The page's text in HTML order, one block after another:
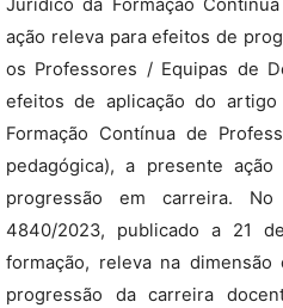
Jurídico da Formação
ação releva para efeitos de
os Professores / Equipas de
efeitos de aplicação do
Formação Contínua de
pedagógica), a presente
progressão em carreira.
4840/2023, publicado a 21
formação, releva na
progressão da carreira